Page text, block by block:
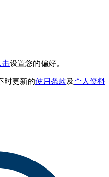
击设置您的偏好。
时更新的使用条款及个人资料